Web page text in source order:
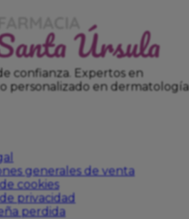
confianza. Expertos en
personalizado en dermatología
generales de venta
cookies
privacidad
perdida